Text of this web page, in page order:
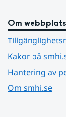
Om
Kakor på
Hantering av
Om smhi.se